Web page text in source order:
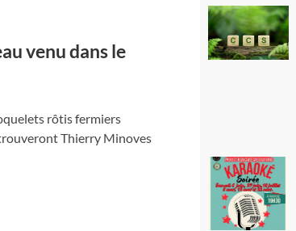
venu dans le
rôtis fermiers
Thierry Minoves